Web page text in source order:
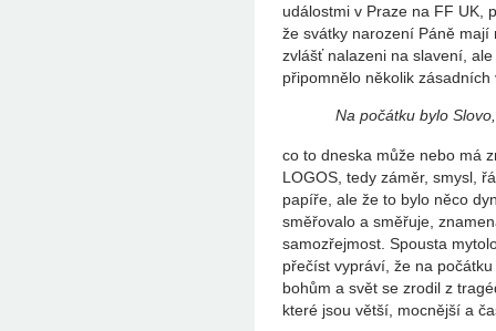
událostmi v Praze na FF UK,
že svátky narození Páně mají
zvlášť nalazeni na slavení,
připomnělo několik zásadních
Na počátku bylo
co to dneska může nebo má
LOGOS, tedy záměr, smysl,
papíře, ale že to bylo něco
směřovalo a směřuje,
samozřejmost. Spousta
přečíst vypráví, že na
bohům a svět se zrodil z
které jsou větší, mocnější a